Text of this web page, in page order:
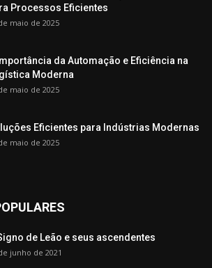
Processos Eficientes
maio de 2025
da Automação e Eficiência na
Moderna
maio de 2025
Eficientes para Indústrias Modernas
maio de 2025
de Leão e seus ascendentes
junho de 2021